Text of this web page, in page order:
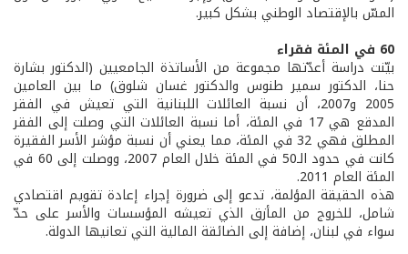
المسّ بالإقتصاد الوطني بشكل كبير.
60 في المئة فقراء
بيّنت دراسة أعدّتها مجموعة من الأساتذة الجامعيين (الدكتور بشارة
حنا، الدكتور سمير طنوس والدكتور غسان شلوق) ما بين العامين
2005 و2007، أن نسبة العائلات اللبنانية التي تعيش في الفقر
المدقع هي 17 في المئة، أما نسبة العائلات التي وصلت إلى الفقر
المطلق فهي 32 في المئة، مما يعني أن نسبة مؤشر الأسر الفقيرة
كانت في حدود الـ50 في المئة خلال العام 2007، ووصلت إلى 60 في
المئة العام 2011.
هذه الحقيقة المؤلمة، تدعو إلى ضرورة إجراء إعادة تقويم اقتصادي
شامل، للخروج من المأزق الذي تعيشه المؤسسات والأسر على حدّ
سواء في لبنان، إضافة إلى الضائقة المالية التي تعانيها الدولة.